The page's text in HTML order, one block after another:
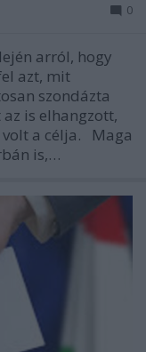
0
arról, hogy
azt, mit
szondázta
is elhangzott,
volt a célja. Maga
is,…